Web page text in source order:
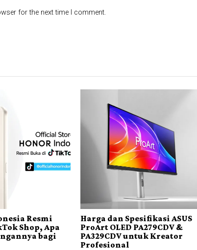
for the next time I comment.
Resmi
Shop, Apa
bagi
Harga dan Spesifikasi ASUS
ProArt OLED PA279CDV &
PA329CDV untuk Kreator
Profesional